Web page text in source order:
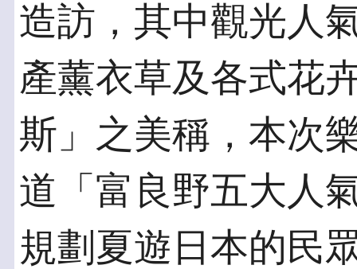
造訪，其中觀光人
產薰衣草及各式花
斯」之美稱，本次
道「富良野五大人
規劃夏遊日本的民